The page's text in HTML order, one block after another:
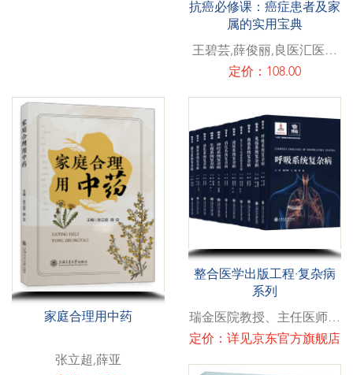
抗癌必修课：癌症患者及家
属的实用宝典
王碧芸,薛俊丽,良医汇医学
团队
定价：108.00
家庭合理用中药
张立超,薛亚
整合医学出版工程·复杂病
系列
瑞金医院教授、主任医师、
医学博士、博士生导师
定价：详见京东官方旗舰店